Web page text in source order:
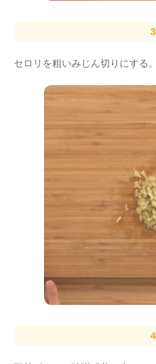
セロリを粗いみじん切りにする。